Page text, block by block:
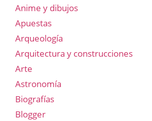
Anime y dibujos
Apuestas
Arqueología
Arquitectura y construcciones
Arte
Astronomía
Biografías
Blogger